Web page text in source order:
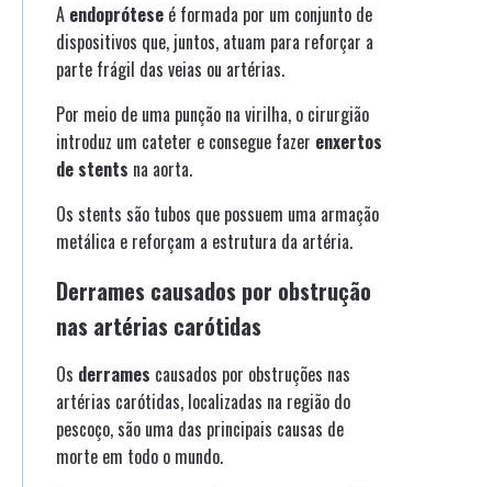
A endoprótese é formada por um conjunto de
dispositivos que, juntos, atuam para reforçar a
parte frágil das veias ou artérias.
Por meio de uma punção na virilha, o cirurgião
introduz um cateter e consegue fazer enxertos
de stents na aorta.
Os stents são tubos que possuem uma armação
metálica e reforçam a estrutura da artéria.
Derrames causados por obstrução
nas artérias carótidas
Os derrames causados por obstruções nas
artérias carótidas, localizadas na região do
pescoço, são uma das principais causas de
morte em todo o mundo.